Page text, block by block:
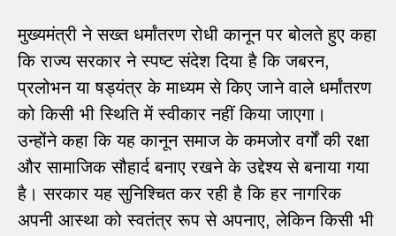
मुख्यमंत्री ने सख्त धर्मांतरण रोधी कानून पर बोलते हुए कहा
कि राज्य सरकार ने स्पष्ट संदेश दिया है कि जबरन,
प्रलोभन या षड्यंत्र के माध्यम से किए जाने वाले धर्मांतरण
को किसी भी स्थिति में स्वीकार नहीं किया जाएगा।
उन्होंने कहा कि यह कानून समाज के कमजोर वर्गों की रक्षा
और सामाजिक सौहार्द बनाए रखने के उद्देश्य से बनाया गया
है। सरकार यह सुनिश्चित कर रही है कि हर नागरिक
अपनी आस्था को स्वतंत्र रूप से अपनाए, लेकिन किसी भी